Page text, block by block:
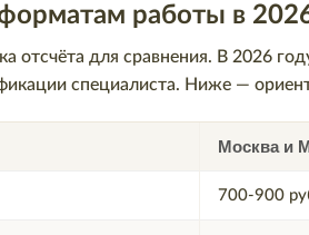
работы в
отсчёта для сравнения. В 2026
специалиста. Ниже —
Москва и
700-900